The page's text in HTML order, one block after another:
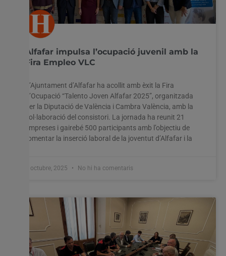
Alfafar impulsa l’ocupació juvenil amb la
Fira Empleo VLC
L’Ajuntament d’Alfafar ha acollit amb èxit la Fira
d’Ocupació “Talento Joven Alfafar 2025”, organitzada
per la Diputació de València i Cambra València, amb la
col·laboració del consistori. La jornada ha reunit 21
empreses i gairebé 500 participants amb l’objectiu de
fomentar la inserció laboral de la joventut d’Alfafar i la
8 octubre, 2025 No hi ha comentaris